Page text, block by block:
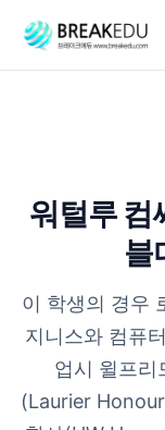
워털루 컴
블
이 학생의 경우
지니스와 컴퓨
업시 윌프리
(Laurier